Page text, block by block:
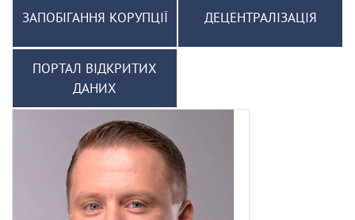
ЗАПОБІГАННЯ КОРУПЦІЇ ДЕЦЕНТРАЛІЗАЦІЯ
ПОРТАЛ ВІДКРИТИХ
ДАНИХ